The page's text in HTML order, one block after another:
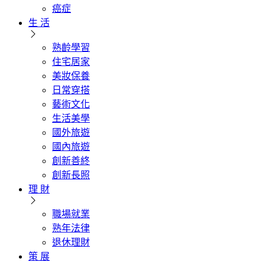
癌症
生 活
熟齡學習
住宅居家
美妝保養
日常穿搭
藝術文化
生活美學
國外旅遊
國內旅遊
創新善終
創新長照
理 財
職場就業
熟年法律
退休理財
策 展